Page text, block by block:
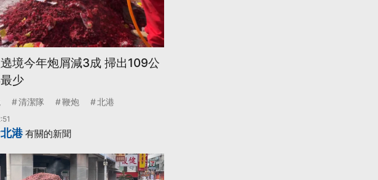
境今年炮屑減3成 掃出109公
少
清潔隊 鞭炮 北港
港有關的新聞